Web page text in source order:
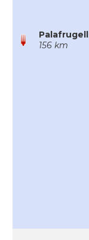
Palafrugell
156 km